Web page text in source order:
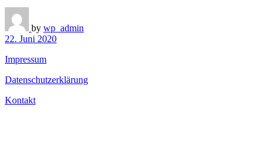
by wp_admin
22. Juni 2020
Impressum
Datenschutzerklärung
Kontakt